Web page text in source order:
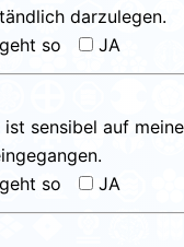
darzulegen.
geht so JA
ist sensibel auf
geht so JA